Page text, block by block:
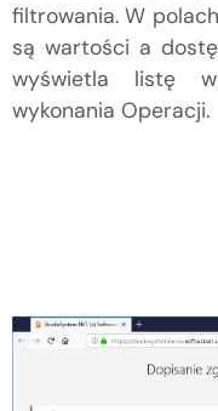
filtrowania. W
są wartości a
wyświetla listę
wykonania Operacji.